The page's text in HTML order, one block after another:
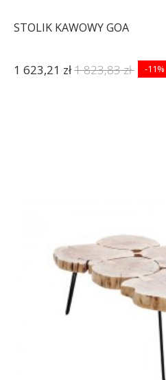
STOLIK KAWOWY GOA
1 623,21 zł1 823,83 zł -11%